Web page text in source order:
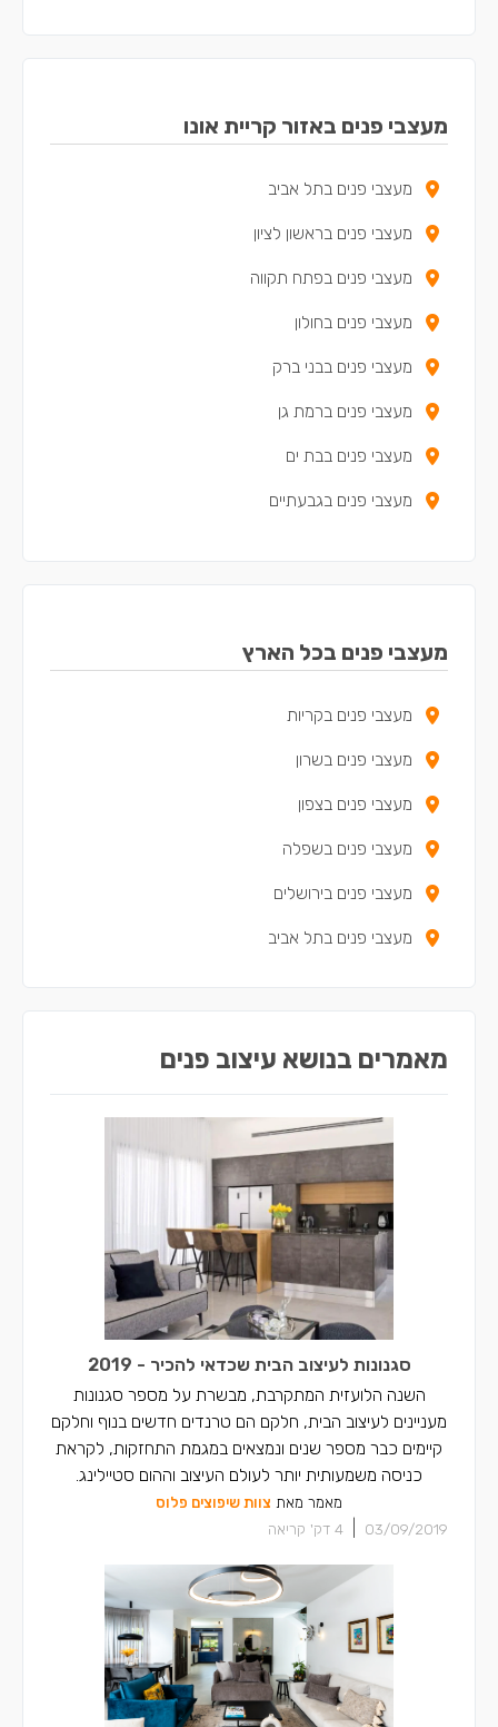
מעצבי פנים באזור קריית אונו
מעצבי פנים בתל אביב
מעצבי פנים בראשון לציון
מעצבי פנים בפתח תקווה
מעצבי פנים בחולון
מעצבי פנים בבני ברק
מעצבי פנים ברמת גן
מעצבי פנים בבת ים
מעצבי פנים בגבעתיים
מעצבי פנים באור יהודה
מעצבי פנים ביפו
מעצבי פנים באלעד
מעצבי פנים בגבעת שמואל
מעצבי פנים בגני תקווה
מעצבי פנים באזור
מעצבי פנים בכפר קאסם
מעצבי פנים בכל הארץ
מעצבי פנים בקריות
מעצבי פנים בשרון
מעצבי פנים בצפון
מעצבי פנים בשפלה
מעצבי פנים בירושלים
מעצבי פנים בתל אביב
מאמרים בנושא עיצוב פנים
סגנונות לעיצוב הבית שכדאי להכיר - 2019
השנה הלועזית המתקרבת, מבשרת על מספר סגנונות
מעניינים לעיצוב הבית, חלקם הם טרנדים חדשים בנוף וחלקם
קיימים כבר מספר שנים ונמצאים במגמת התחזקות, לקראת
כניסה משמעותית יותר לעולם העיצוב וההום סטיילינג.
מאמר מאת צוות שיפוצים פלוס
03/09/2019
4 דק' קריאה